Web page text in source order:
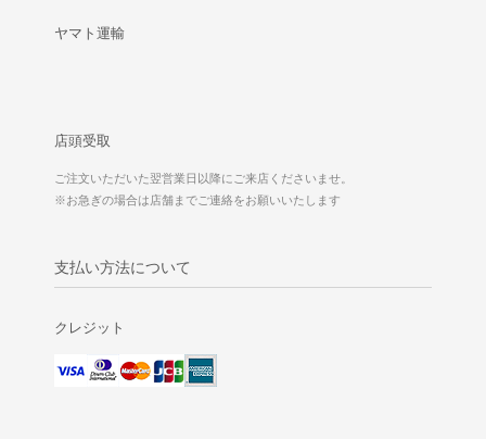
ヤマト運輸
店頭受取
ご注文いただいた翌営業日以降にご来店くださいませ。
※お急ぎの場合は店舗までご連絡をお願いいたします
支払い方法について
クレジット